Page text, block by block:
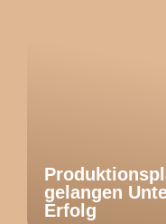
gelangen
Erfolg